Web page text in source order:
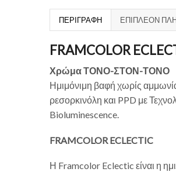
ΠΕΡΙΓΡΑΦΉ ΕΠΙΠΛΈΟΝ
FRAMCOLOR
Χρώμα ΤΟΝΟ-ΣΤΟΝ-ΤΟΝΟ
Ημιμόνιμη βαφή χωρίς
ρεσορκινόλη και PPD με
Bioluminescence.
FRAMCOLOR ECLECTIC
Η Framcolor Eclectic είναι η